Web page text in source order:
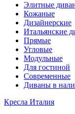
Элитные
Кожаные
Дизайнерские
Итальянские
Прямые
Угловые
Модульные
Для гостиной
Современные
Диваны в
Кресла Италия